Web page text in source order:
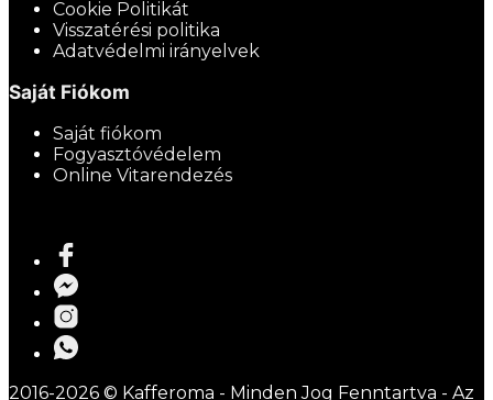
Cookie Politikát
Visszatérési politika
Adatvédelmi irányelvek
Saját Fiókom
Saját fiókom
Fogyasztóvédelem
Online Vitarendezés
2016-2026 © Kafferoma - Minden Jog Fenntartva - Az